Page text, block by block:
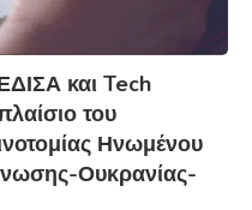
και Tech
του
Ηνωμένου
Ουκρανίας-